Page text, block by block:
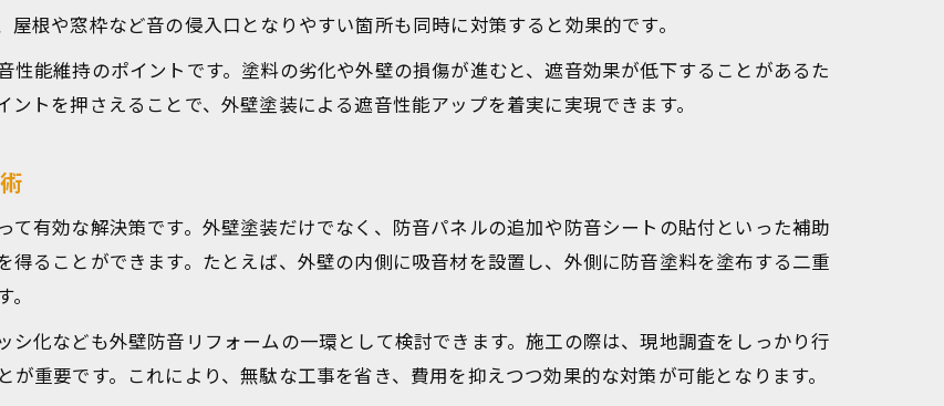
見積もり比較で外壁塗装の費用対効果を追求
根や窓枠など音の侵入口となりやすい箇所も同時に対策すると効果的です。
能維持のポイントです。塗料の劣化や外壁の損傷が進むと、遮音効果が低下することがあるた
トを押さえることで、外壁塗装による遮音性能アップを着実に実現できます。
有効な解決策です。外壁塗装だけでなく、防音パネルの追加や防音シートの貼付といった補助
ることができます。たとえば、外壁の内側に吸音材を設置し、外側に防音塗料を塗布する二重
シ化なども外壁防音リフォームの一環として検討できます。施工の際は、現地調査をしっかり行
重要です。これにより、無駄な工事を省き、費用を抑えつつ効果的な対策が可能となります。